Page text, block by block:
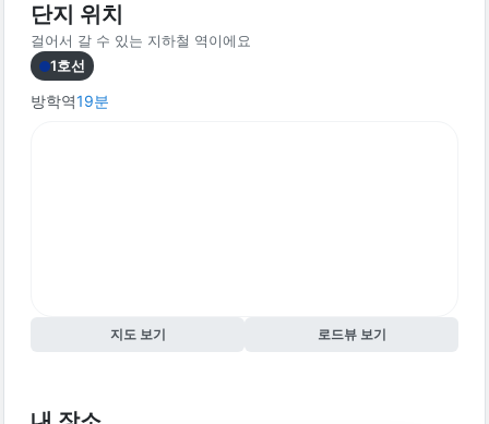
단지 위치
걸어서 갈 수 있는 지하철 역이에요
1호선
방학역19분
지도 보기 로드뷰 보기